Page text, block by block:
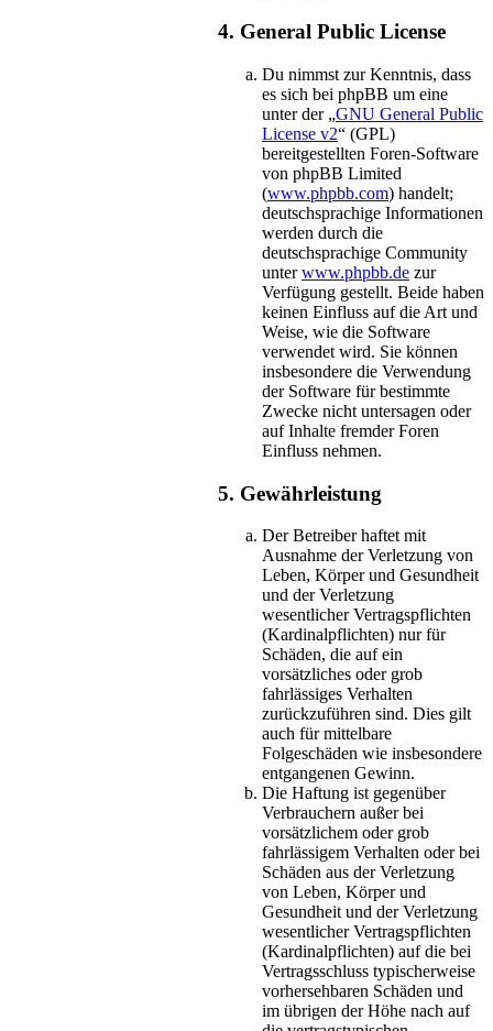
4. General Public License
Du nimmst zur Kenntnis, dass
es sich bei phpBB um eine
unter der „GNU General Public
License v2“ (GPL)
bereitgestellten Foren-Software
von phpBB Limited
(www.phpbb.com) handelt;
deutschsprachige Informationen
werden durch die
deutschsprachige Community
unterwww.phpbb.de zur
Verfügung gestellt. Beide haben
keinen Einfluss auf die Art und
Weise, wie die Software
verwendet wird. Sie können
insbesondere die Verwendung
der Software für bestimmte
Zwecke nicht untersagen oder
auf Inhalte fremder Foren
Einfluss nehmen.
5. Gewährleistung
Der Betreiber haftet mit
Ausnahme der Verletzung von
Leben, Körper und Gesundheit
und der Verletzung
wesentlicher Vertragspflichten
(Kardinalpflichten) nur für
Schäden, die auf ein
vorsätzliches oder grob
fahrlässiges Verhalten
zurückzuführen sind. Dies gilt
auch für mittelbare
Folgeschäden wie insbesondere
entgangenen Gewinn.
Die Haftung ist gegenüber
Verbrauchern außer bei
vorsätzlichem oder grob
fahrlässigem Verhalten oder bei
Schäden aus der Verletzung
von Leben, Körper und
Gesundheit und der Verletzung
wesentlicher Vertragspflichten
(Kardinalpflichten) auf die bei
Vertragsschluss typischerweise
vorhersehbaren Schäden und
im übrigen der Höhe nach auf